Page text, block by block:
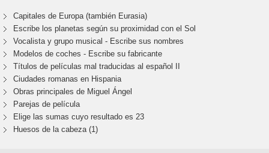
Capitales de Europa (también Eurasia)
Escribe los planetas según su proximidad con el Sol
Vocalista y grupo musical - Escribe sus nombres
Modelos de coches - Escribe su fabricante
Títulos de películas mal traducidas al español II
Ciudades romanas en Hispania
Obras principales de Miguel Ángel
Parejas de película
Elige las sumas cuyo resultado es 23
Huesos de la cabeza (1)